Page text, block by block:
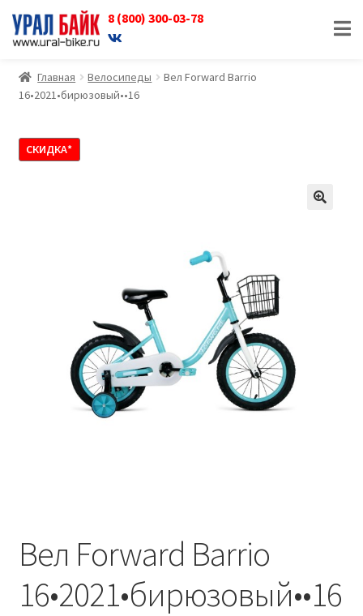
8 (800) 300-03-78
Перейти
к
навигации
Перейти
к
содержимому
Главная Велосипеды
Вел Forward Barrio
16•2021•бирюзовый••16
СКИДКА*
Вел Forward Barrio
16•2021•бирюзовый••16